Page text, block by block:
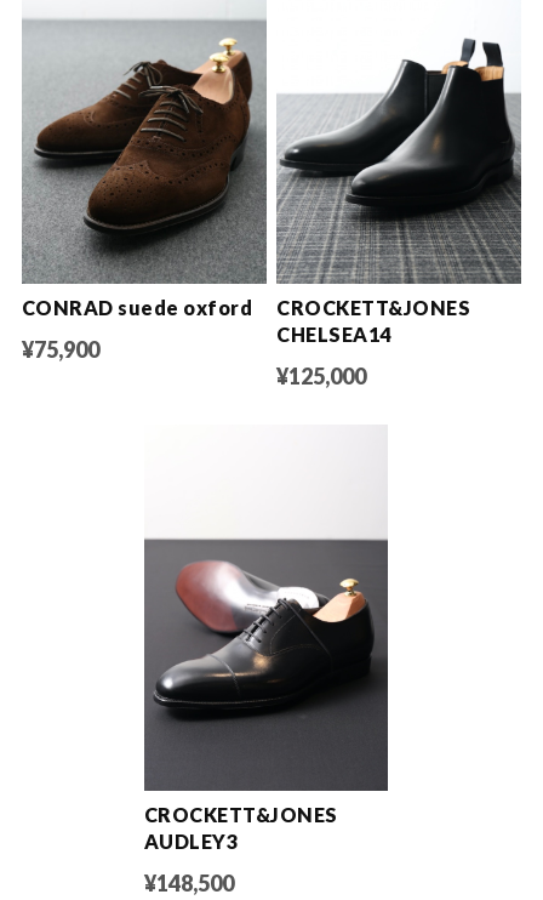
CONRAD suede oxford
¥75,900
CROCKETT&JONES
CHELSEA14
¥125,000
CROCKETT&JONES
AUDLEY3
¥148,500